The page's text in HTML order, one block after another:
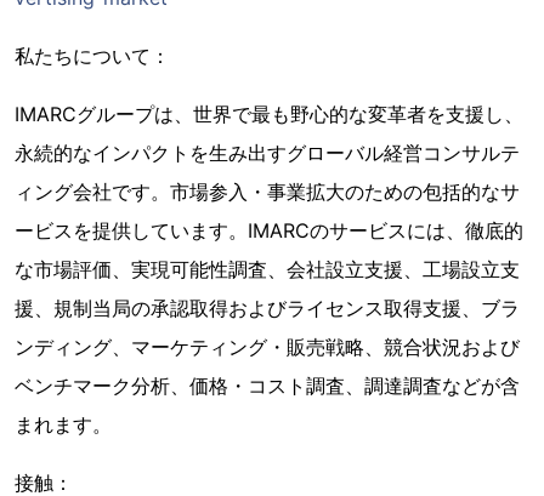
私たちについて：
IMARCグループは、世界で最も野心的な変革者を支援し、
永続的なインパクトを生み出すグローバル経営コンサルテ
ィング会社です。市場参入・事業拡大のための包括的なサ
ービスを提供しています。IMARCのサービスには、徹底的
な市場評価、実現可能性調査、会社設立支援、工場設立支
援、規制当局の承認取得およびライセンス取得支援、ブラ
ンディング、マーケティング・販売戦略、競合状況および
ベンチマーク分析、価格・コスト調査、調達調査などが含
まれます。
接触：